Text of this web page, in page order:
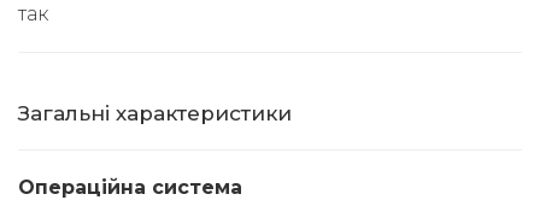
так
Загальні характеристики
Операційна система